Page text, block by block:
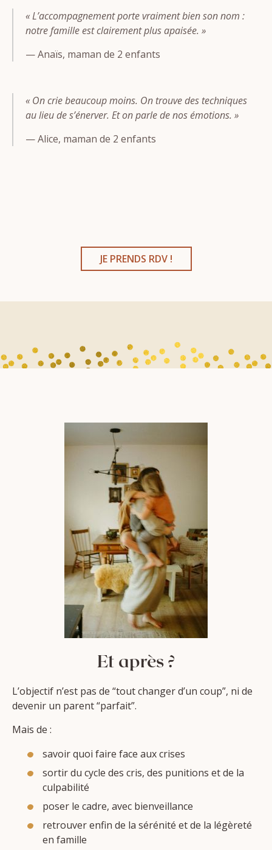
« L’accompagnement porte vraiment bien son nom :
notre famille est clairement plus apaisée. »
— Anaïs, maman de 2 enfants
« On crie beaucoup moins. On trouve des techniques
au lieu de s’énerver. Et on parle de nos émotions. »
— Alice, maman de 2 enfants
JE PRENDS RDV !
Et après ?
L’objectif n’est pas de “tout changer d’un coup”, ni de
devenir un parent “parfait”.
Mais de :
savoir quoi faire face aux crises
sortir du cycle des cris, des punitions et de la
culpabilité
poser le cadre, avec bienveillance
retrouver enfin de la sérénité et de la légèreté
en famille